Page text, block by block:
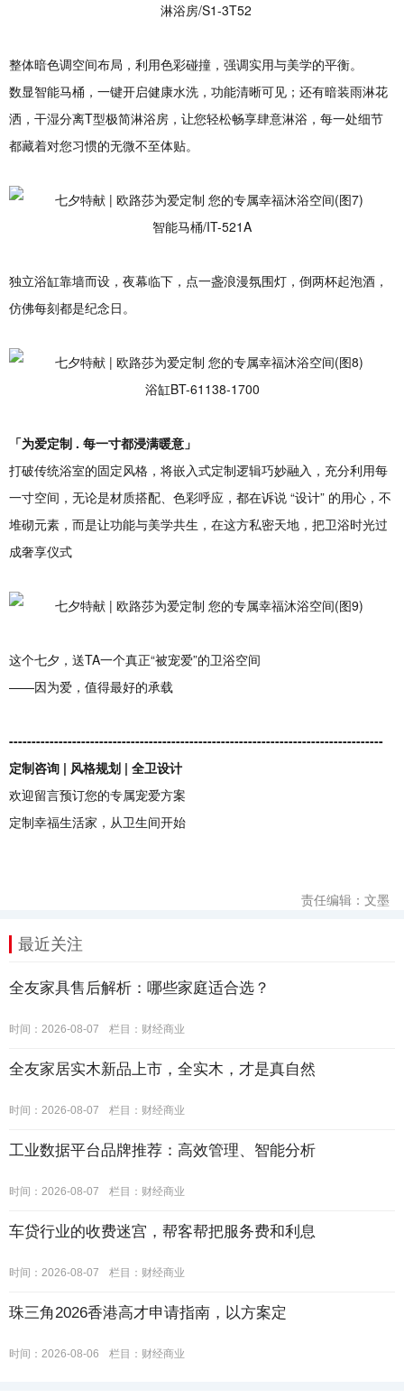
淋浴房/S1-3T52
整体暗色调空间布局，利用色彩碰撞，强调实用与美学的平衡。
数显智能马桶，一键开启健康水洗，功能清晰可见；还有暗装雨淋花
洒，干湿分离T型极简淋浴房，让您轻松畅享肆意淋浴，每一处细节
都藏着对您习惯的无微不至体贴。
智能马桶/IT-521A
独立浴缸靠墙而设，夜幕临下，点一盏浪漫氛围灯，倒两杯起泡酒，
仿佛每刻都是纪念日。
浴缸BT-61138-1700
「为爱定制 . 每一寸都浸满暖意 」
打破传统浴室的固定风格，将嵌入式定制逻辑巧妙融入，充分利用每
一寸空间，无论是材质搭配、色彩呼应，都在诉说 “设计” 的用心，不
堆砌元素，而是让功能与美学共生，在这方私密天地，把卫浴时光过
成奢享仪式
这个七夕，送TA一个真正“被宠爱”的卫浴空间
——因为爱，值得最好的承载
-----------------------------------------------------------------------------------
定制咨询 | 风格规划 | 全卫设计
欢迎留言预订您的专属宠爱方案
定制幸福生活家，从卫生间开始
责任编辑：文墨
最近关注
全友家具售后解析：哪些家庭适合选？
时间：2026-08-07 栏目： 财经商业
全友家居实木新品上市，全实木，才是真自然
时间：2026-08-07 栏目： 财经商业
工业数据平台品牌推荐：高效管理、智能分析
时间：2026-08-07 栏目： 财经商业
车贷行业的收费迷宫，帮客帮把服务费和利息
时间：2026-08-07 栏目： 财经商业
珠三角2026香港高才申请指南，以方案定
时间：2026-08-06 栏目： 财经商业